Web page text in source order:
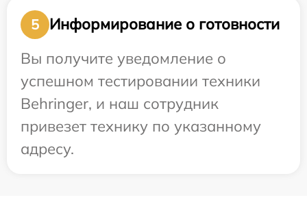
5
Информирование о готовности
Вы получите уведомление о
успешном тестировании техники
Behringer, и наш сотрудник
привезет технику по указанному
адресу.